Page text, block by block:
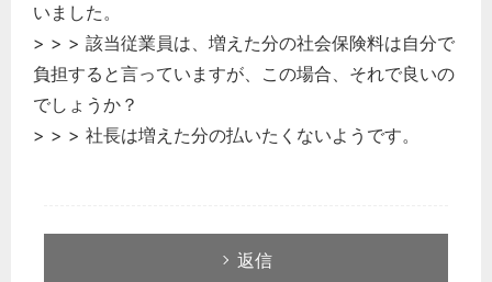
いました。
> > > 該当従業員は、増えた分の社会保険料は自分で
負担すると言っていますが、この場合、それで良いの
でしょうか？
> > > 社長は増えた分の払いたくないようです。
返信